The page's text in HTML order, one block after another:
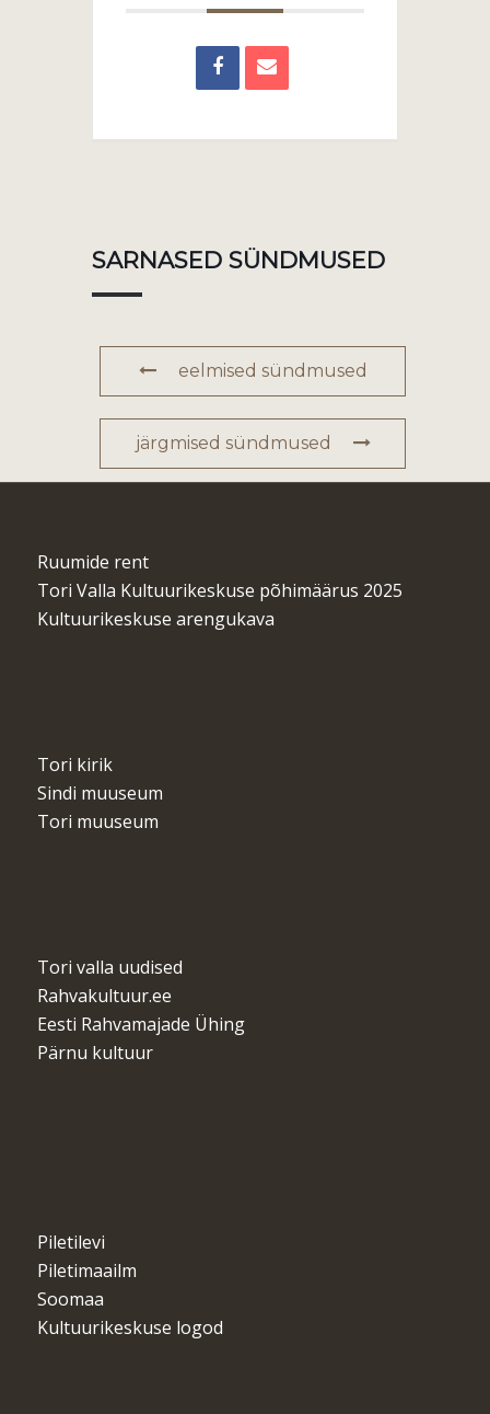
SARNASED SÜNDMUSED
eelmised sündmused
järgmised sündmused
Ruumide rent
Tori Valla Kultuurikeskuse põhimäärus 2025
Kultuurikeskuse arengukava
Tori kirik
Sindi muuseum
Tori muuseum
Tori valla uudised
Rahvakultuur.ee
Eesti Rahvamajade Ühing
Pärnu kultuur
Piletilevi
Piletimaailm
Soomaa
Kultuurikeskuse logod